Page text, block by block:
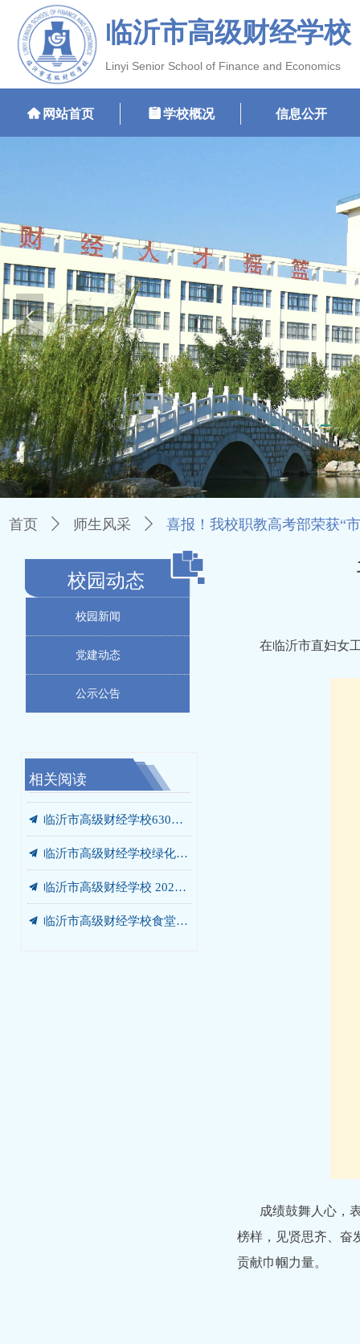
临沂市高级财经学校
Linyi Senior School of Finance and Economics
넳
낀 网站首页 뀳 学校概况 信息公开
首页 ꄲ 师生风采 ꄲ 喜报！我校职教高考部荣获“
在临沂市直妇女
成绩鼓舞人心，
榜样，见贤思齐、奋
贡献巾帼力量。
校园新闻
党建动态
公示公告
校园动态
相关阅读
끔
끔
끔
끔
끔
끔
끔
끔
끔
끔
끔
끔
끔
끔
끔
끔
끔
끔
끔
끔